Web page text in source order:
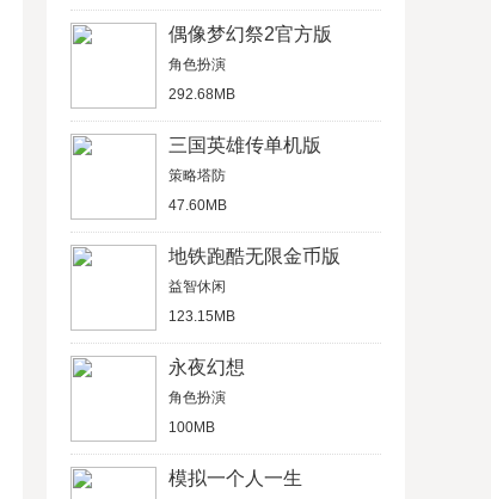
偶像梦幻祭2官方版
角色扮演
292.68MB
三国英雄传单机版
策略塔防
47.60MB
地铁跑酷无限金币版
益智休闲
123.15MB
永夜幻想
角色扮演
100MB
模拟一个人一生